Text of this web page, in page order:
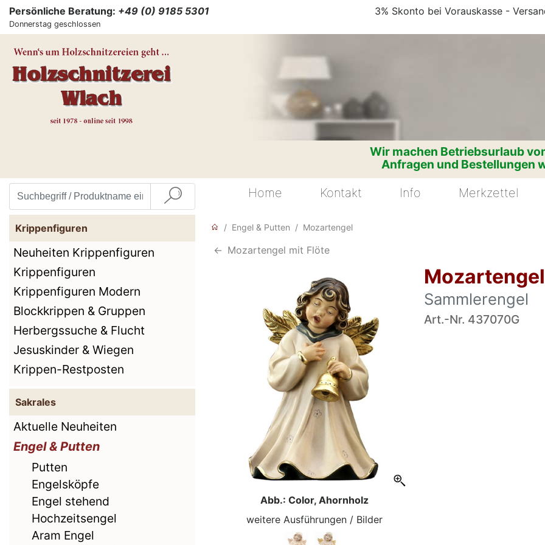
Persönliche Beratung: +49 (0) 9185 5301
Donnerstag geschlossen
3% Skonto bei Vorauskasse -
Wir machen Betriebsurlaub
Anfragen und Bestellungen
Home
Kontakt Info Merkzettel
Krippenfiguren
Neuheiten Krippenfiguren
Krippenfiguren
Krippenfiguren Modern
Blockkrippen & Gruppen
Herbergssuche & Flucht
Jesuskinder & Wiegen
Krippen-Restposten
Sakrales
Aktuelle Neuheiten
Engel & Putten
Putten
Engelsköpfe
Engel stehend
Hochzeitsengel
Aram Engel
Engel & Putten Mozartengel
<- Mozartengel mit Flöte
Abb.: Color, Ahornholz
weitere Ausführungen / Bilder
Sammlerengel
Art.-Nr. 437070G